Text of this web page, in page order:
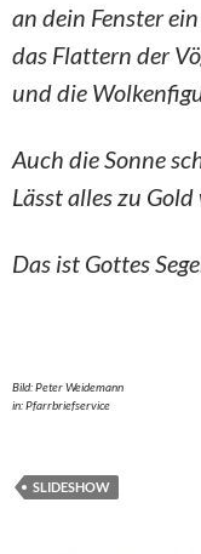
an dein Fenster
das Flattern der
und die
Auch die Sonne
Lässt alles zu
Das ist Gottes
Bild: Peter Weidemann
in: Pfarrbriefservice
SLIDESHOW